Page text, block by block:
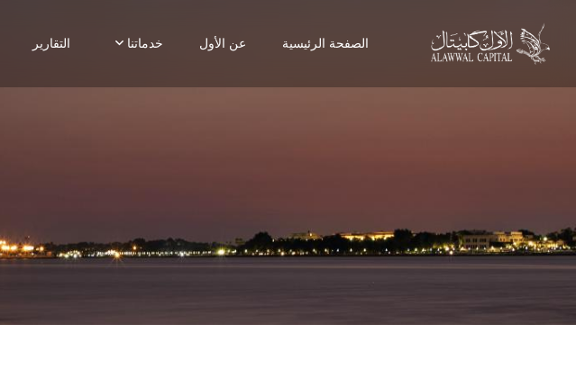
الصفحة الرئيسية عن الأول خدماتنا التقارير